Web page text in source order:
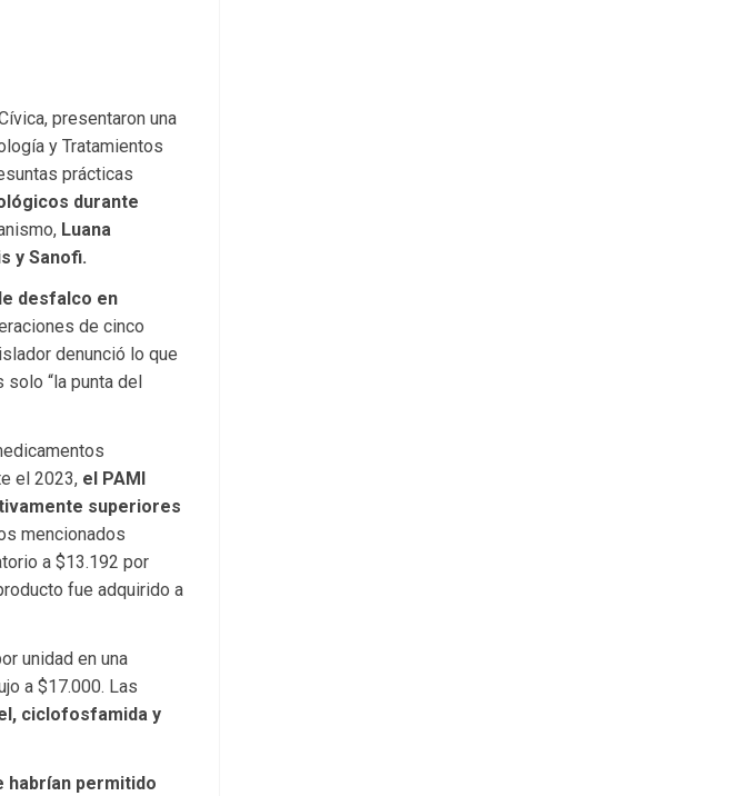
presentaron una
y Tratamientos
prácticas
durante
Luana
y Sanofi.
desfalco en
de cinco
denunció lo que
solo “la punta del
el 2023, el PAMI
superiores
mencionados
a $13.192 por
fue adquirido a
unidad en una
a $17.000. Las
ciclofosfamida y
habrían permitido